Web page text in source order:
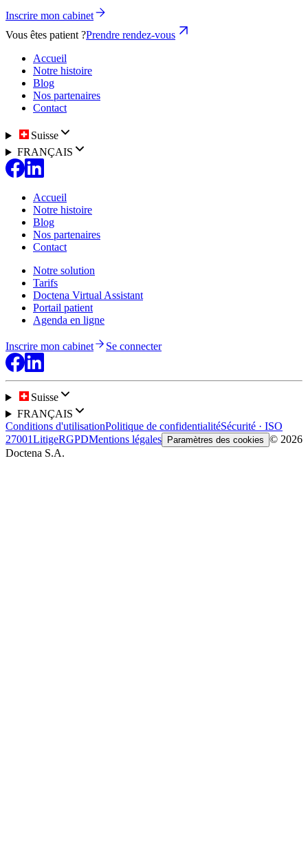
Inscrire mon cabinet
Vous êtes patient ?Prendre rendez-vous
Accueil
Notre histoire
Blog
Nos partenaires
Contact
Suisse
FRANÇAIS
Accueil
Notre histoire
Blog
Nos partenaires
Contact
Notre solution
Tarifs
Doctena Virtual Assistant
Portail patient
Agenda en ligne
Inscrire mon cabinet Se connecter
Suisse
FRANÇAIS
Conditions d'utilisationPolitique de confidentialitéSécurité · ISO
27001LitigeRGPDMentions légales Paramètres des cookies © 2026
Doctena S.A.